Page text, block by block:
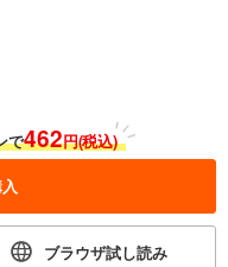
で462円(税込)
ブラウザ試し読み